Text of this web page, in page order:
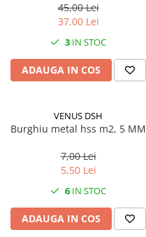
Hamace si leagane
Leagane copii
Lopeti si unelte deszapezit
Mufe si conectori irigare
Pavaje si borduri
Programatoare stropire
Sere si solarii
Termometre Meteo
45,00 Lei
37,00 Lei
3 IN STOC
ADAUGA IN COS
VENUS DSH
Burghiu metal hss m2, 5 MM
7,00 Lei
5,50 Lei
6 IN STOC
ADAUGA IN COS